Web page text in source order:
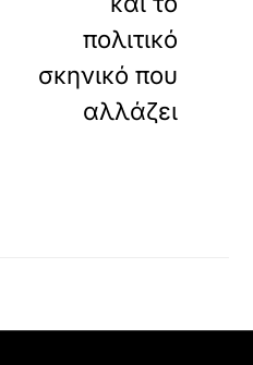
πολιτικό
σκηνικό που
αλλάζει